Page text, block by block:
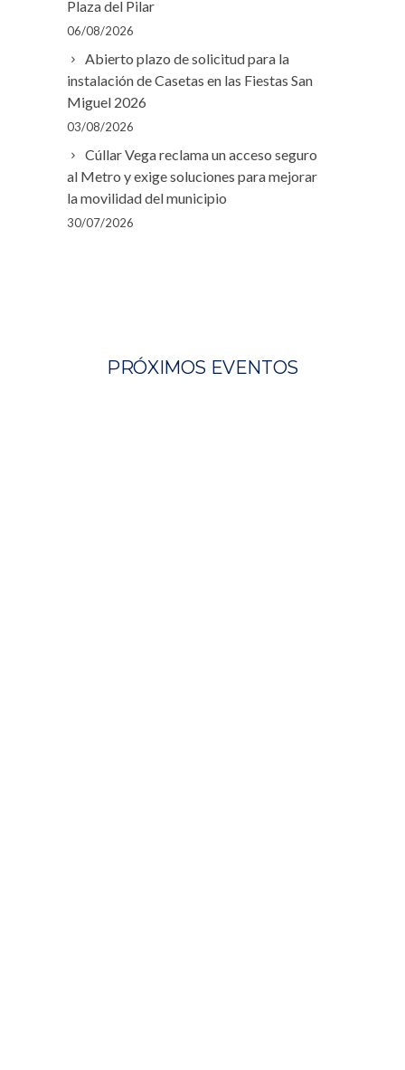
Plaza del Pilar
06/08/2026
Abierto plazo de solicitud para la
instalación de Casetas en las Fiestas San
Miguel 2026
03/08/2026
Cúllar Vega reclama un acceso seguro
al Metro y exige soluciones para mejorar
la movilidad del municipio
30/07/2026
PRÓXIMOS EVENTOS